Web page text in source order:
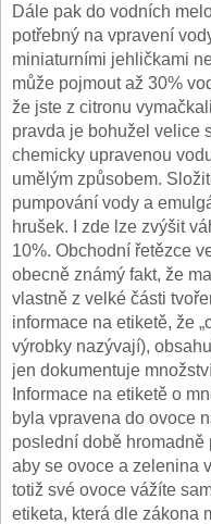
Dále pak do vodních
potřebný na vpravení
miniaturními jehličkami
může pojmout až 30%
že jste z citronu
pravda je bohužel velice
chemicky upravenou
umělým způsobem.
pumpování vody a
hrušek. I zde lze zvýšit
10%. Obchodní řetězce
obecně známý fakt, že
vlastně z velké části
informace na etiketě, že
výrobky nazývají),
jen dokumentuje
Informace na etiketě o
byla vpravena do ovoce
poslední době
aby se ovoce a zele­nina
totiž své ovoce vážíte
etiketa, která dle zákona